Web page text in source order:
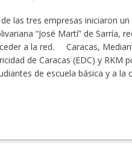
las tres empresas iniciaron
“José Martí” de Sarría,
a la red. Caracas,
de Caracas (EDC) y RKM
de escuela básica y a la